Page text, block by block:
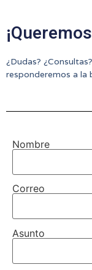
¿Dudas?
responderemos a la
Nombre
Correo
Asunto